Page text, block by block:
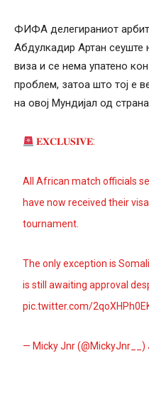
ФИФА делегираниот
Абдулкадир Артан
виза и се нема упатено
проблем, затоа што тој е
на овој Мундијал од
𝐄𝐗𝐂𝐋𝐔𝐒𝐈𝐕𝐄:
All African match officials
have now received their
tournament.
The only exception is
is still awaiting approval
pic.twitter.com/
— Micky Jnr (@MickyJnr__)